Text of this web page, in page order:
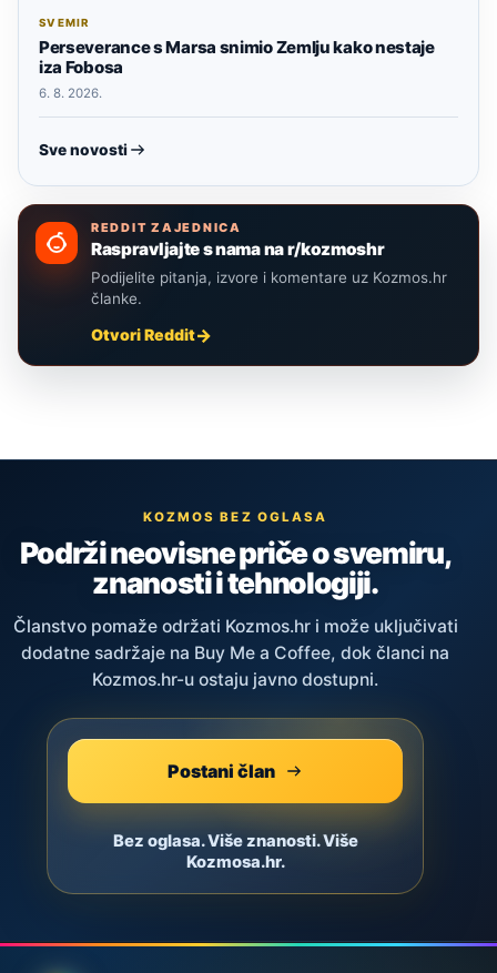
SVEMIR
Perseverance s Marsa snimio Zemlju kako nestaje
iza Fobosa
6. 8. 2026.
Sve novosti
REDDIT ZAJEDNICA
Raspravljajte s nama na r/kozmoshr
Podijelite pitanja, izvore i komentare uz Kozmos.hr
članke.
Otvori Reddit
KOZMOS BEZ OGLASA
Podrži neovisne priče o svemiru,
znanosti i tehnologiji.
Članstvo pomaže održati Kozmos.hr i može uključivati
dodatne sadržaje na Buy Me a Coffee, dok članci na
Kozmos.hr-u ostaju javno dostupni.
Postani član
Bez oglasa. Više znanosti. Više
Kozmosa.hr.